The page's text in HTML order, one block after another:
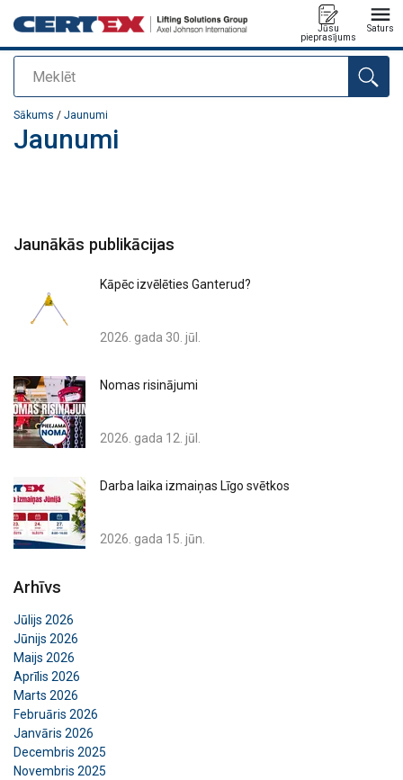
Meklēt
Jūsu
pieprasījums
Saturs
Pievienots jūsu pasūtījumam
Sākums / Jaunumi
Jaunumi
Jaunākās publikācijas
Kāpēc izvēlēties Ganterud?
2026. gada 30. jūl.
Nomas risinājumi
2026. gada 12. jūl.
Darba laika izmaiņas Līgo svētkos
2026. gada 15. jūn.
Arhīvs
Jūlijs 2026
Jūnijs 2026
Maijs 2026
Aprīlis 2026
Marts 2026
Februāris 2026
Janvāris 2026
Decembris 2025
Novembris 2025